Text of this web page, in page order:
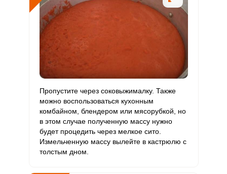
Пропустите через соковыжималку. Также
можно воспользоваться кухонным
комбайном, блендером или мясорубкой, но
в этом случае полученную массу нужно
будет процедить через мелкое сито.
Измельченную массу вылейте в кастрюлю с
толстым дном.